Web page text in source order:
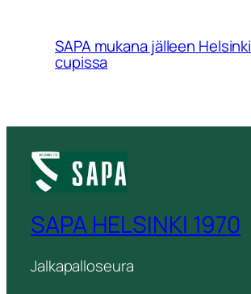
SAPA mukana jälleen Helsinki
cupissa
SAPA HELSINKI 1970
Jalkapalloseura